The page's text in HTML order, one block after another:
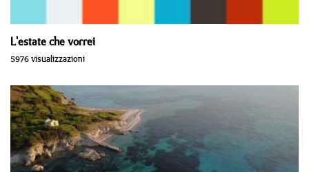
L'estate che vorrei
5976 visualizzazioni